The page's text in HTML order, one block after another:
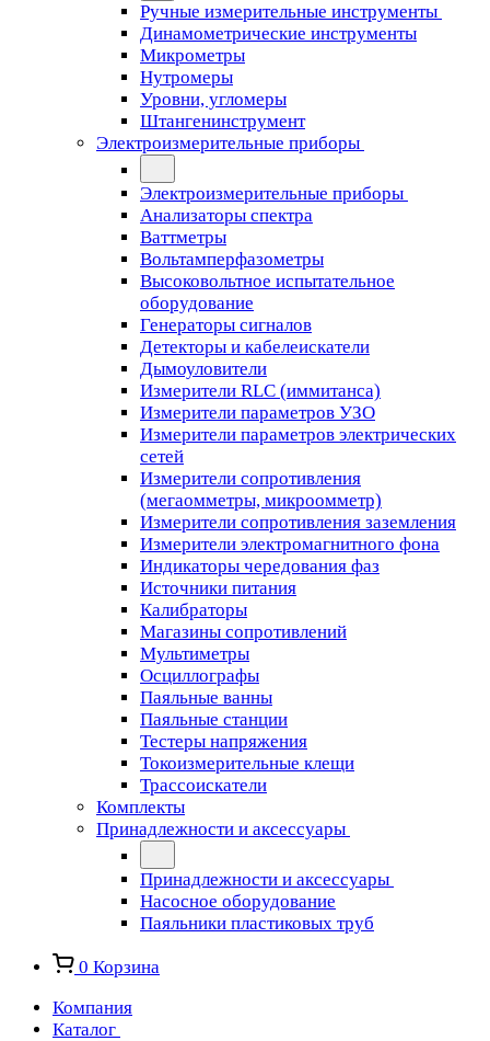
Ручные измерительные инструменты
Динамометрические инструменты
Микрометры
Нутромеры
Уровни, угломеры
Штангенинструмент
Электроизмерительные приборы
Электроизмерительные приборы
Анализаторы спектра
Ваттметры
Вольтамперфазометры
Высоковольтное испытательное
оборудование
Генераторы сигналов
Детекторы и кабелеискатели
Дымоуловители
Измерители RLC (иммитанса)
Измерители параметров УЗО
Измерители параметров электрических
сетей
Измерители сопротивления
(мегаомметры, микроомметр)
Измерители сопротивления заземления
Измерители электромагнитного фона
Индикаторы чередования фаз
Источники питания
Калибраторы
Магазины сопротивлений
Мультиметры
Осциллографы
Паяльные ванны
Паяльные станции
Тестеры напряжения
Токоизмерительные клещи
Трассоискатели
Комплекты
Принадлежности и аксессуары
Принадлежности и аксессуары
Насосное оборудование
Паяльники пластиковых труб
0 Корзина
Компания
Каталог